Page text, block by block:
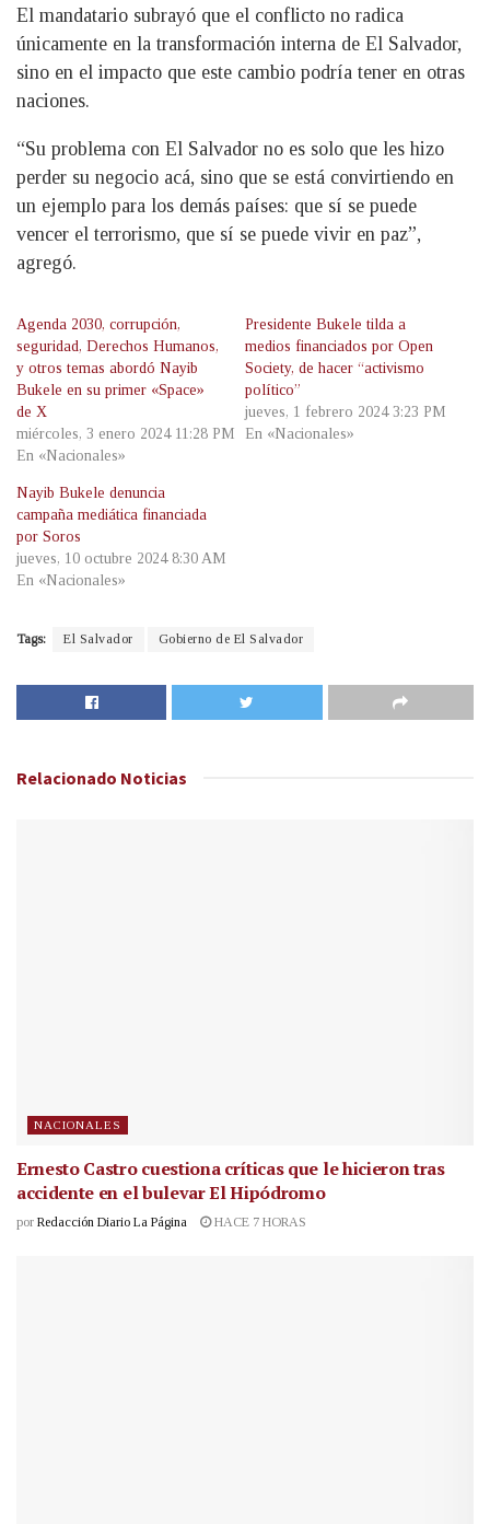
El mandatario subrayó que el conflicto no radica
únicamente en la transformación interna de El Salvador,
sino en el impacto que este cambio podría tener en otras
naciones.
“Su problema con El Salvador no es solo que les hizo
perder su negocio acá, sino que se está convirtiendo en
un ejemplo para los demás países: que sí se puede
vencer el terrorismo, que sí se puede vivir en paz”,
agregó.
Agenda 2030, corrupción,
seguridad, Derechos Humanos,
y otros temas abordó Nayib
Bukele en su primer «Space»
de X
miércoles, 3 enero 2024 11:28 PM
En «Nacionales»
Presidente Bukele tilda a
medios financiados por Open
Society, de hacer “activismo
político”
jueves, 1 febrero 2024 3:23 PM
En «Nacionales»
Nayib Bukele denuncia
campaña mediática financiada
por Soros
jueves, 10 octubre 2024 8:30 AM
En «Nacionales»
Tags: El Salvador Gobierno de El Salvador
Relacionado Noticias
NACIONALES
Ernesto Castro cuestiona críticas que le hicieron tras
accidente en el bulevar El Hipódromo
por Redacción Diario La Página HACE 7 HORAS